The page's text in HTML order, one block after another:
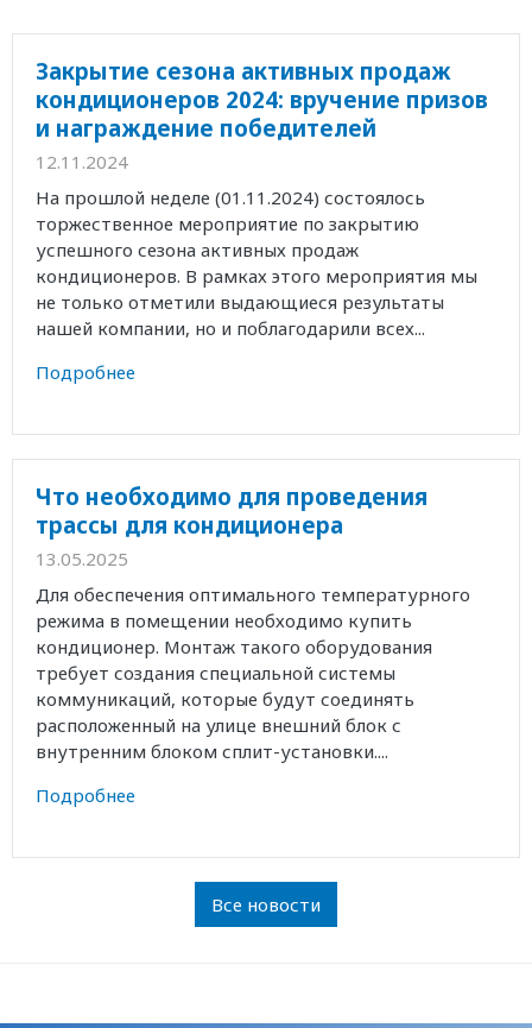
Закрытие сезона активных продаж
кондиционеров 2024: вручение призов
и награждение победителей
12.11.2024
На прошлой неделе (01.11.2024) состоялось
торжественное мероприятие по закрытию
успешного сезона активных продаж
кондиционеров. В рамках этого мероприятия мы
не только отметили выдающиеся результаты
нашей компании, но и поблагодарили всех...
Подробнее
Что необходимо для проведения
трассы для кондиционера
13.05.2025
Для обеспечения оптимального температурного
режима в помещении необходимо купить
кондиционер. Монтаж такого оборудования
требует создания специальной системы
коммуникаций, которые будут соединять
расположенный на улице внешний блок с
внутренним блоком сплит-установки....
Подробнее
Все новости